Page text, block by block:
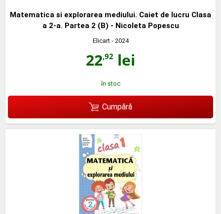
Matematica si explorarea mediului. Caiet de lucru Clasa
a 2-a. Partea 2 (B) - Nicoleta Popescu
Elicart- 2024
22,92 lei
în stoc
Cumpără